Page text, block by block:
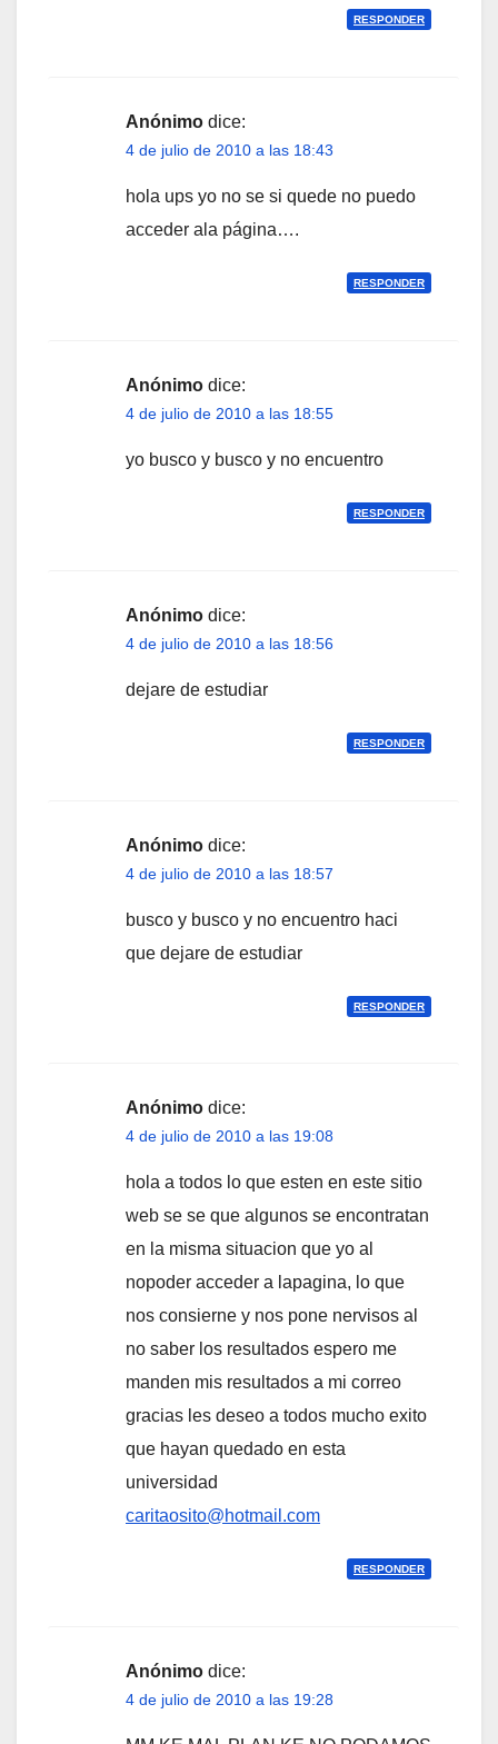
RESPONDER
Anónimo dice:
4 de julio de 2010 a las 18:43
hola ups yo no se si quede no puedo
acceder ala página….
RESPONDER
Anónimo dice:
4 de julio de 2010 a las 18:55
yo busco y busco y no encuentro
RESPONDER
Anónimo dice:
4 de julio de 2010 a las 18:56
dejare de estudiar
RESPONDER
Anónimo dice:
4 de julio de 2010 a las 18:57
busco y busco y no encuentro haci
que dejare de estudiar
RESPONDER
Anónimo dice:
4 de julio de 2010 a las 19:08
hola a todos lo que esten en este sitio
web se se que algunos se encontratan
en la misma situacion que yo al
nopoder acceder a lapagina, lo que
nos consierne y nos pone nervisos al
no saber los resultados espero me
manden mis resultados a mi correo
gracias les deseo a todos mucho exito
que hayan quedado en esta
universidad
caritaosito@hotmail.com
RESPONDER
Anónimo dice:
4 de julio de 2010 a las 19:28